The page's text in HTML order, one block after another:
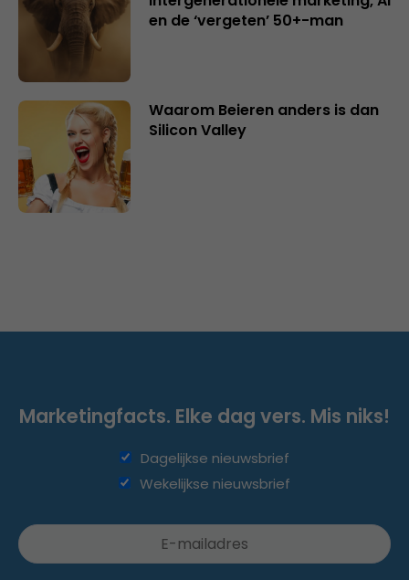
en de ‘vergeten’ 50+-man
Waarom Beieren anders is dan
Silicon Valley
Marketingfacts. Elke dag vers. Mis niks!
Dagelijkse nieuwsbrief
Wekelijkse nieuwsbrief